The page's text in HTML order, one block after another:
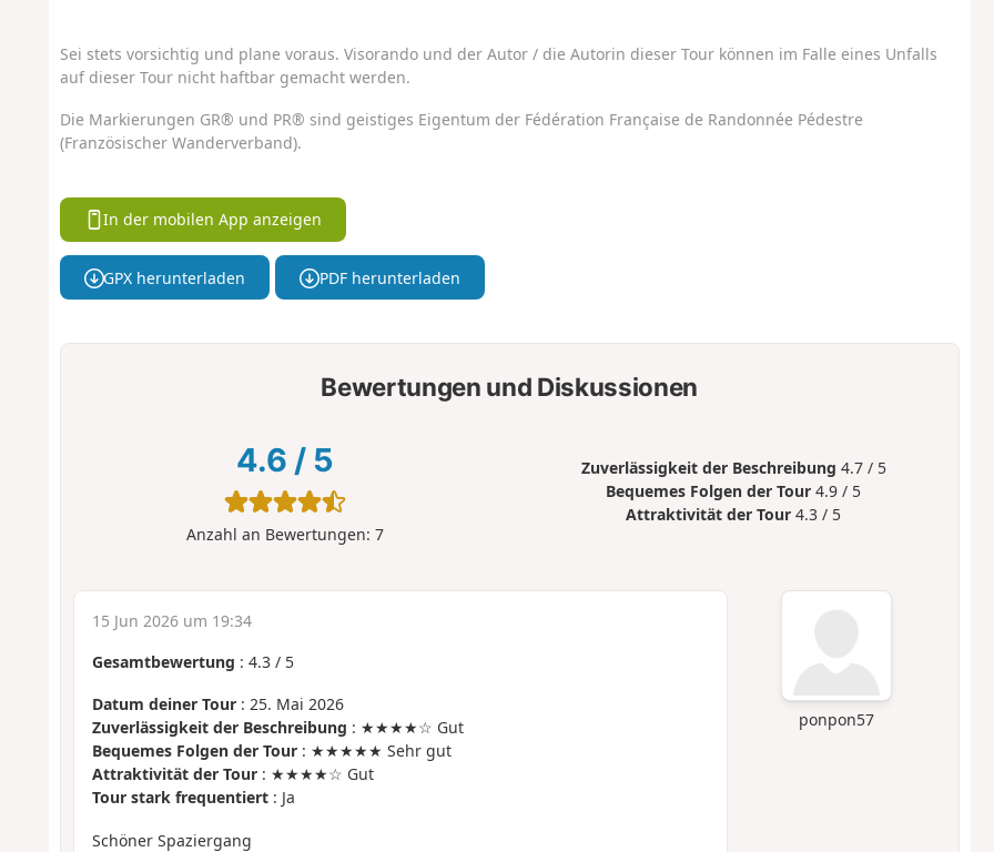
Sei stets vorsichtig und plane voraus. Visorando und der Autor / die Autorin dieser Tour können im Falle eines Unfalls
auf dieser Tour nicht haftbar gemacht werden.
Die Markierungen GR® und PR® sind geistiges Eigentum der Fédération Française de Randonnée Pédestre
(Französischer Wanderverband).
In der mobilen App anzeigen
GPX herunterladen PDF herunterladen
Bewertungen und Diskussionen
4.6 / 5
Anzahl an Bewertungen: 7
Zuverlässigkeit der Beschreibung 4.7 / 5
Bequemes Folgen der Tour 4.9 / 5
Attraktivität der Tour 4.3 / 5
ponpon57
15 Jun 2026 um 19:34
Gesamtbewertung : 4.3/ 5
Datum deiner Tour: 25. Mai 2026
Zuverlässigkeit der Beschreibung : ★★★★☆ Gut
Bequemes Folgen der Tour: ★★★★★ Sehr gut
Attraktivität der Tour: ★★★★☆ Gut
Tour stark frequentiert: Ja
Schöner Spaziergang